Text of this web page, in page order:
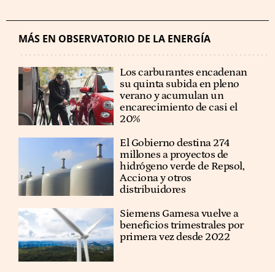
MÁS EN OBSERVATORIO DE LA ENERGÍA
Los carburantes encadenan
su quinta subida en pleno
verano y acumulan un
encarecimiento de casi el
20%
El Gobierno destina 274
millones a proyectos de
hidrógeno verde de Repsol,
Acciona y otros
distribuidores
Siemens Gamesa vuelve a
beneficios trimestrales por
primera vez desde 2022